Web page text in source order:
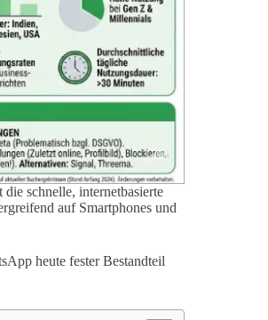
schnelle, internetbasierte
auf Smartphones und
heute fester Bestandteil